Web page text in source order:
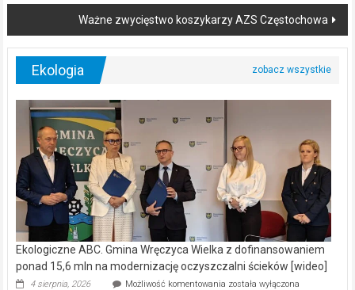
Ważne zwycięstwo koszykarzy AZS Częstochowa
Ekologia
Ekologiczne ABC. Gmina Wręczyca Wielka z dofinansowaniem
ponad 15,6 mln na modernizację oczyszczalni ścieków [wideo]
4 sierpnia, 2026 Możliwość komentowania Ekologiczne
została wyłączona